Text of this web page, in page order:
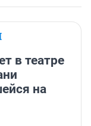
в театре
на